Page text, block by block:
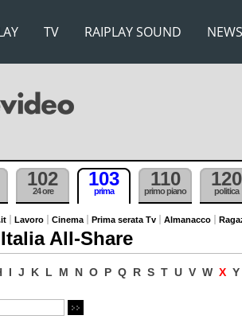
TV RAIPLAY SOUND NEWS
102
24 ore
103
prima
110
primo piano
120
politica
Lavoro Cinema Prima serata Tv Almanacco
All-Share
I J K L M N O P Q R S T U V W X Y